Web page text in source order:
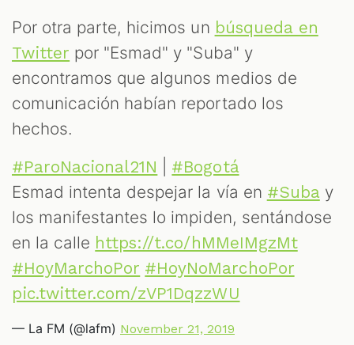
Por otra parte, hicimos un búsqueda en
Twitter por "Esmad" y "Suba" y
encontramos que algunos medios de
comunicación habían reportado los
hechos.
#ParoNacional21N #Bogotá
Esmad intenta despejar la vía en #Suba y
los manifestantes lo impiden, sentándose
en la calle https://t.co/hMMeIMgzMt
#HoyMarchoPor #HoyNoMarchoPor
pic.twitter.com/zVP1DqzzWU
— La FM (@lafm) November 21, 2019